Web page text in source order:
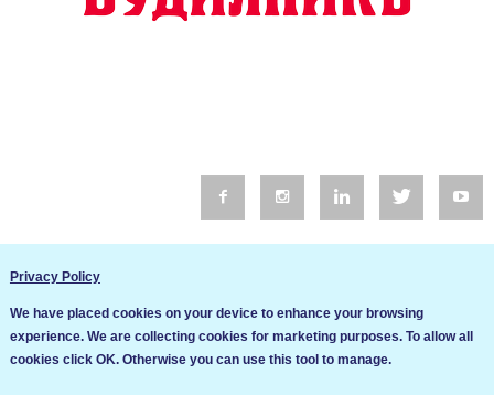
Общи условия
Privacy Policy
We have placed cookies on your device to enhance your browsing
experience. We are collecting cookies for marketing purposes. To allow all
cookies click OK. Otherwise you can use this tool to manage.
Ние използваме бисквитки за да подобрим услугите си. Ако
продължите да посещавате този сайт, ние приемаме, че се